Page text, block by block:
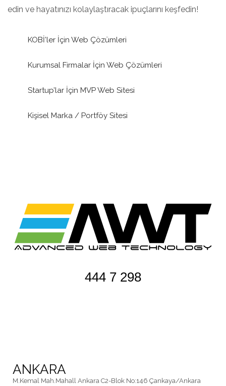
edin ve hayatınızı kolaylaştıracak ipuçlarını keşfedin!
KOBİ’ler İçin Web Çözümleri
Kurumsal Firmalar İçin Web Çözümleri
Startup’lar İçin MVP Web Sitesi
Kişisel Marka / Portföy Sitesi
444 7 298
ANKARA
M.Kemal Mah.Mahall Ankara C2-Blok No:146 Çankaya/Ankara